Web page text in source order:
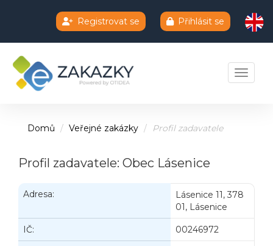
Registrovat se Přihlásit se
Toggle
Domů Veřejné zakázky Profil zadavatele
Profil zadavatele: Obec Lásenice
Adresa:
Lásenice 11, 378
01, Lásenice
IČ: 00246972
Chatbot e-zakazky